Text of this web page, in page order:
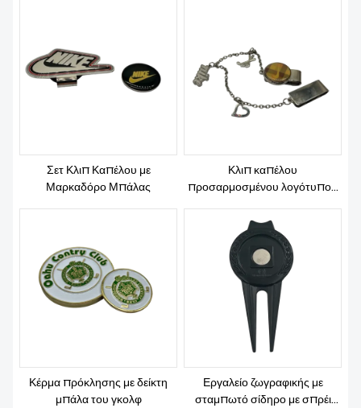
Σετ Κλιπ Καπέλου με
Μαρκαδόρο Μπάλας
Κλιπ καπέλου
προσαρμοσμένου λογότυπου
Κέρμα πρόκλησης με δείκτη
μπάλα του γκολφ
Εργαλείο ζωγραφικής με
σταμπωτό σίδηρο με σπρέι